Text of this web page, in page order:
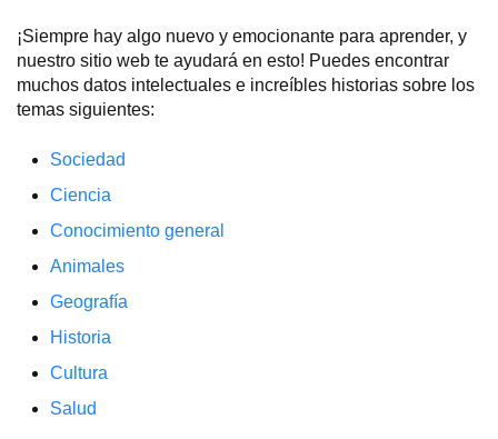
¡Siempre hay algo nuevo y emocionante para aprender, y
nuestro sitio web te ayudará en esto! Puedes encontrar
muchos datos intelectuales e increíbles historias sobre los
temas siguientes:
Sociedad
Ciencia
Conocimiento general
Animales
Geografía
Historia
Cultura
Salud